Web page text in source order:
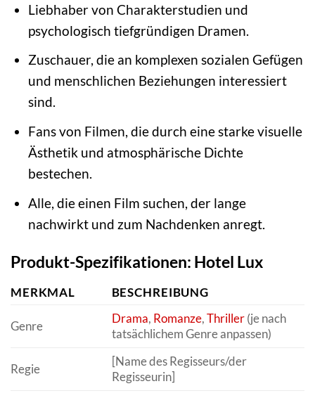
Liebhaber von Charakterstudien und
psychologisch tiefgründigen Dramen.
Zuschauer, die an komplexen sozialen Gefügen
und menschlichen Beziehungen interessiert
sind.
Fans von Filmen, die durch eine starke visuelle
Ästhetik und atmosphärische Dichte
bestechen.
Alle, die einen Film suchen, der lange
nachwirkt und zum Nachdenken anregt.
Produkt-Spezifikationen: Hotel Lux
MERKMAL BESCHREIBUNG
Genre
Drama, Romanze,Thriller(je nach
tatsächlichem Genre anpassen)
Regie
[Name des Regisseurs/der
Regisseurin]